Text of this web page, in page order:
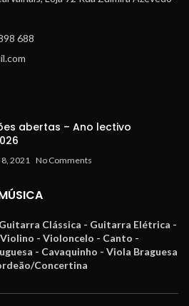
688
abertas – Ano lectivo
2021 No Comments
Clássica - Guitarra Elétrica -
- Violoncelo - Canto -
- Cavaquinho - Viola Braguesa
Concertina